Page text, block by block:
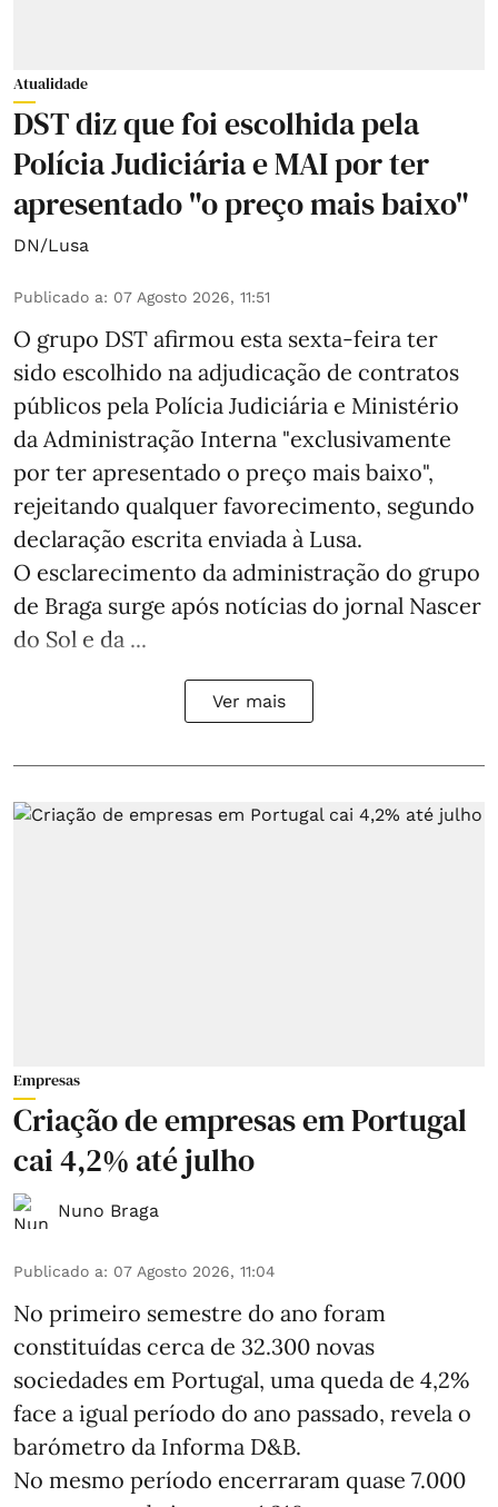
Atualidade
DST diz que foi escolhida pela
Polícia Judiciária e MAI por ter
apresentado "o preço mais baixo"
DN/Lusa
Publicado a: 07 Agosto 2026, 11:51
O grupo DST afirmou esta sexta-feira ter
sido escolhido na adjudicação de contratos
públicos pela Polícia Judiciária e Ministério
da Administração Interna "exclusivamente
por ter apresentado o preço mais baixo",
rejeitando qualquer favorecimento, segundo
declaração escrita enviada à Lusa.
O esclarecimento da administração do grupo
de Braga surge após notícias do jornal Nascer
do Sol e da ...
Ver mais
Empresas
Criação de empresas em Portugal
cai 4,2% até julho
Nuno Braga
Publicado a: 07 Agosto 2026, 11:04
No primeiro semestre do ano foram
constituídas cerca de 32.300 novas
sociedades em Portugal, uma queda de 4,2%
face a igual período do ano passado, revela o
barómetro da Informa D&B.
No mesmo período encerraram quase 7.000